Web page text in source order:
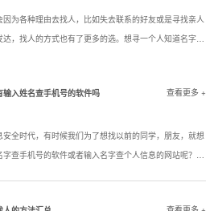
为各种理由去找人，比如失去联系的好友或是寻找亲人
，找人的方式也有了更多的选。想寻一个人知道名字该
输入姓名查手机号的软件吗
查看更多 +
全时代，有时候我们为了想找以前的同学，朋友，就想
查手机号的软件或者输入名字查个人信息的网站呢？答